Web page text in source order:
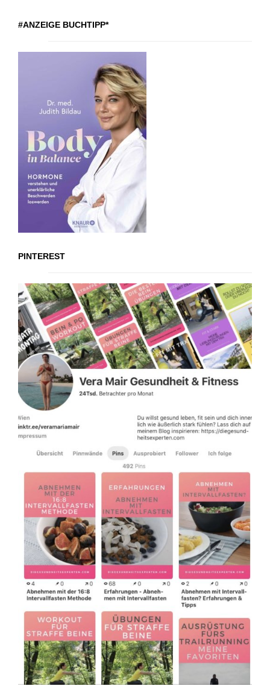
#ANZEIGE BUCHTIPP*
PINTEREST